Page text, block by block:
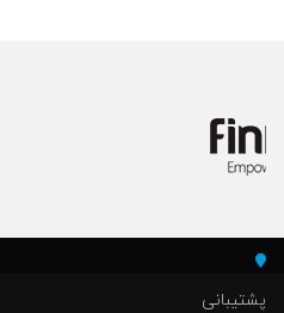
پشتیبانی